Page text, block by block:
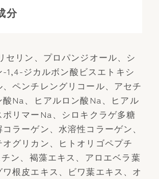
分
セリン、プロパンジオール、シ
-1,4-ジカルボン酸ビスエトキシ
、ペンチレングリコール、アセチ
酸Na、ヒアルロン酸Na、ヒアル
ポリマーNa、シロキクラゲ多糖
ラーゲン、水溶性コラーゲン、
グリカン、ヒトオリゴペプチ
チン、褐藻エキス、アロエベラ葉
根皮エキス、ビワ葉エキス、オ